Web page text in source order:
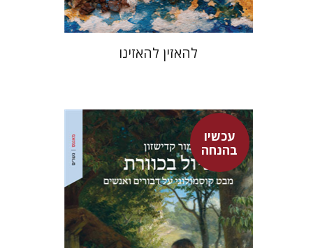
להאזין להאזינו
עכשיו
בהנחהמור קדישזון